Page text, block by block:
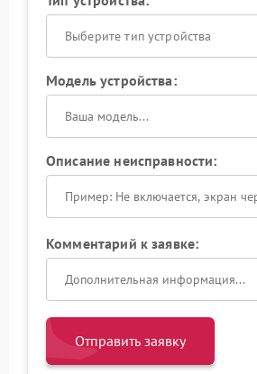
Выберите тип устройства
Модель устройства:
Описание неисправности:
Комментарий к заявке:
Отправить заявку